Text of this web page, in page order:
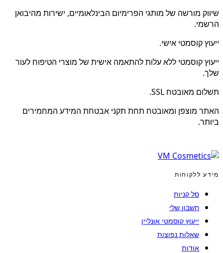
שיווק מורשה של מותגי הפרימיום הבינלאומיים, ישירות מהיבואן
הרשמי.
ייעוץ קוסמטי אישי.
ייעוץ קוסמטי ללא עלות להתאמה אישית של מוצרי הטיפוח לעור
שלך.
תשלום מאובטח SSL.
האתר מוצפן ומאובטח תחת תקני אבטחת המידע המחמירים
ביותר.
מידע ללקוחות
סל קניות
חשבון שלי
ייעוץ קוסמטי אונליין
שאלות נפוצות
אודות